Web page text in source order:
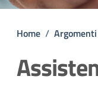
Home / Argomenti